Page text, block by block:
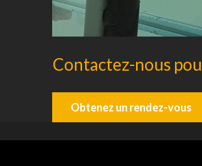
Contactez-nous
Obtenez un rendez-vous